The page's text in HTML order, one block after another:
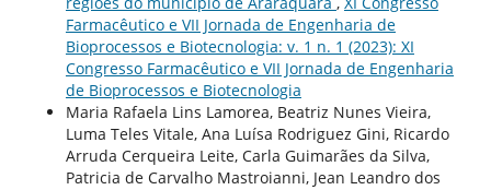
Farmacêutico e VII Jornada de Engenharia de
Bioprocessos e Biotecnologia: v. 1 n. 1 (2023): XI
Congresso Farmacêutico e VII Jornada de Engenharia
de Bioprocessos e Biotecnologia
Maria Rafaela Lins Lamorea, Beatriz Nunes Vieira,
Luma Teles Vitale, Ana Luísa Rodriguez Gini, Ricardo
Arruda Cerqueira Leite, Carla Guimarães da Silva,
Patricia de Carvalho Mastroianni, Jean Leandro dos